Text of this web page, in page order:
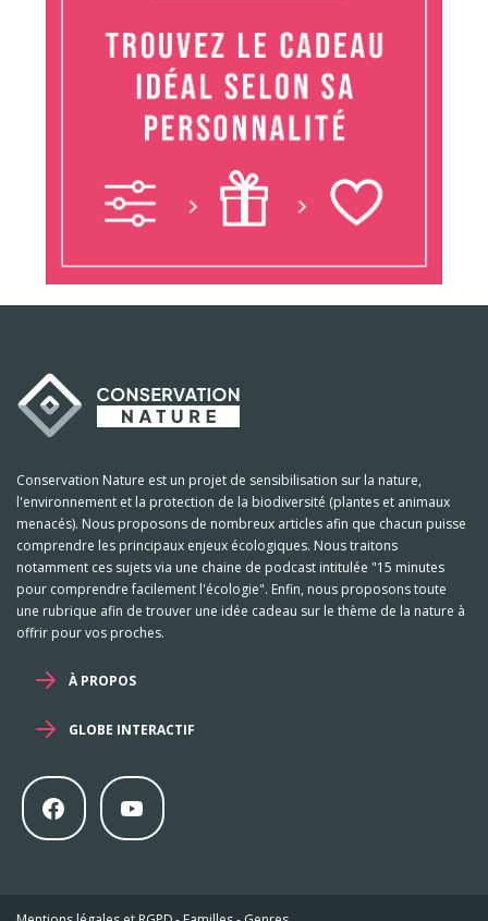
Conservation Nature est un projet de sensibilisation sur la nature,
l'environnement et la protection de la biodiversité (plantes et animaux
menacés). Nous proposons de nombreux articles afin que chacun puisse
comprendre les principaux enjeux écologiques. Nous traitons
notamment ces sujets via une chaine de podcast intitulée "15 minutes
pour comprendre facilement l'écologie". Enfin, nous proposons toute
une rubrique afin de trouver une idée cadeau sur le thème de la nature à
offrir pour vos proches.
À PROPOS
GLOBE INTERACTIF